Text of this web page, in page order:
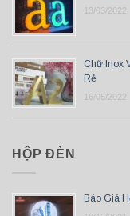
13/03/2022
Chữ Inox
Rẻ
16/05/2022
HỘP ĐÈN
Báo Giá